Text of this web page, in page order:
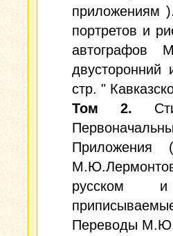
приложениям
портретов и
автографов
стр. "
Том 2.
русском и
Переводы